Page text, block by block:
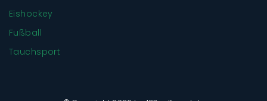
Eishockey
Fußball
Tauchsport